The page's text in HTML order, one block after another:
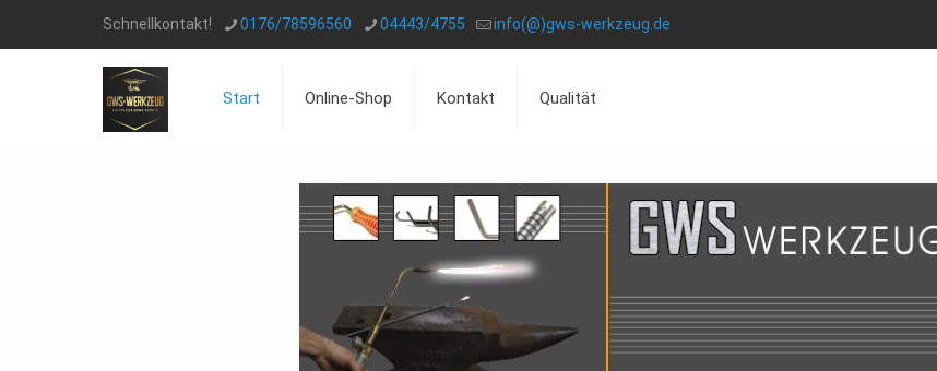
Schnellkontakt! 0176/78596560 04443/4755 info(@)gws-werkzeug.de
Start Online-Shop Kontakt Qualität